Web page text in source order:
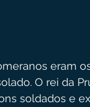
eram
O rei da
soldados e